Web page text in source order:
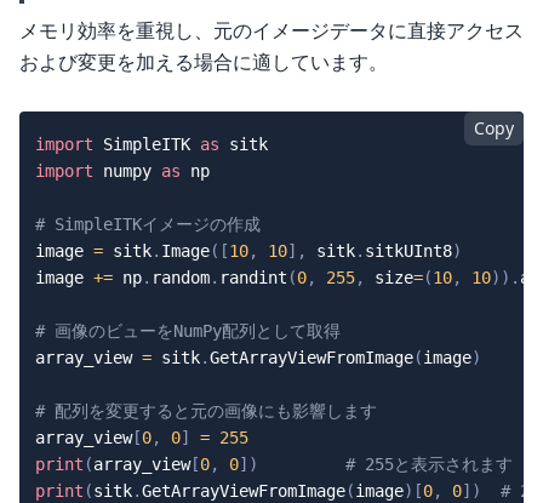
メモリ効率を重視し、元のイメージデータに直接アクセス
および変更を加える場合に適しています。
Copy
import SimpleITK as
sitk
import numpy as np
# SimpleITKイメージの作成
image = sitk. Image( [10, 10] , sitk. sitkUInt8)
image += np. random. randint (0, 255, size=(10, 10) ) .
# 画像のビューをNumPy配列として取得
array_view = sitk.GetArrayViewFromImage(image)
# 配列を変更すると元の画像にも影響します
array_view[0, 0] = 255
print (array_view[0, 0] )
# 255と表示されます
print (sitk.GetArrayViewFromImage(image) [0, 0] ) #